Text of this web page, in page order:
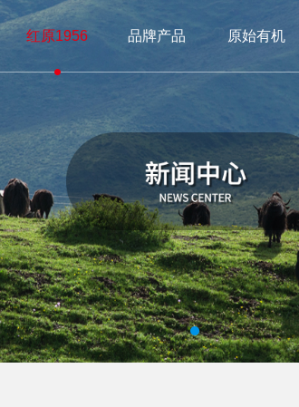
红原1956 品牌产品 原始有机